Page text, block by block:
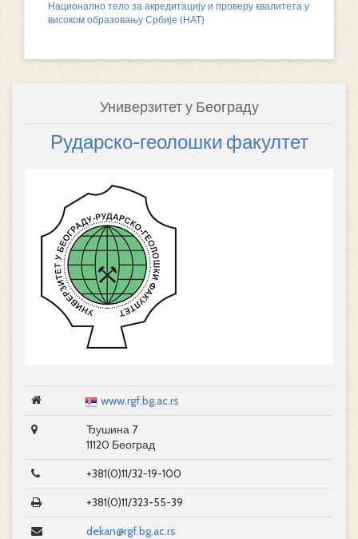
Национално тело за акредитацију и проверу квалитета у
високом образовању Србије (НАТ)
Универзитет у Београду
Рударско-геолошки факултет
www.rgf.bg.ac.rs
Ђушина 7
11120 Београд
+381(0)11/32-19-100
+381(0)11/323-55-39
dekan@rgf.bg.ac.rs